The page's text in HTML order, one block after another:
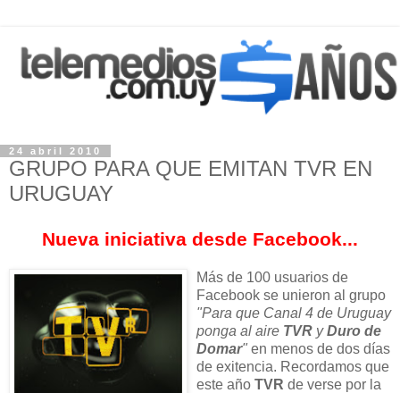
24 abril 2010
GRUPO PARA QUE EMITAN TVR EN
URUGUAY
Nueva iniciativa desde Facebook...
Más de 100 usuarios de
Facebook se unieron al grupo
"Para que Canal 4 de Uruguay
ponga al aire TVR yDuro de
Domar" en menos de dos días
de exitencia. Recordamos que
este año TVR de verse por la